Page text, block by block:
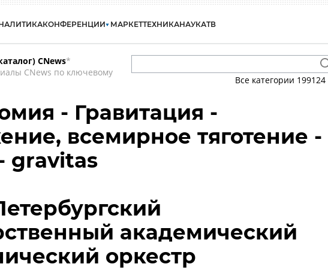
КОНФЕРЕНЦИИ МАРКЕТТЕХНИКАНАУКАТВ
CNews*
CNews по ключевому
Все категории 199124
- Гравитация -
всемирное тяготение -
gravitas
академический
оркестр